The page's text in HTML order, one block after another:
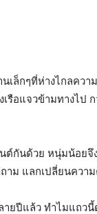
เล็กๆที่ห่างไกลคว
อแจวข้ามทางไป
กันด้วย หนุ่มน้อยจึ
ม แลกเปลี่ยนควา
ายปีแล้ว ทำไมแถ